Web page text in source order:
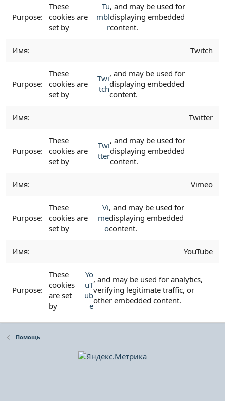
These
cookies are
set by
Tu
mbl
r
, and may be used for
displaying embedded
content.
Twitch
These
cookies are
set by
Twi
tch
, and may be used for
displaying embedded
content.
Twitter
These
cookies are
set by
Twi
tter
, and may be used for
displaying embedded
content.
Vimeo
These
cookies are
set by
Vi
me
o
, and may be used for
displaying embedded
content.
YouTube
These
cookies
are set
by
Yo
uT
ub
e
, and may be used for analytics,
verifying legitimate traffic, or
other embedded content.
Помощь